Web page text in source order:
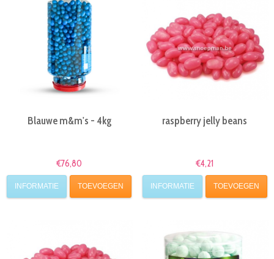
Blauwe m&m's - 4kg
€76,80
INFORMATIE TOEVOEGEN
raspberry jelly beans
€4,21
INFORMATIE TOEVOEGEN